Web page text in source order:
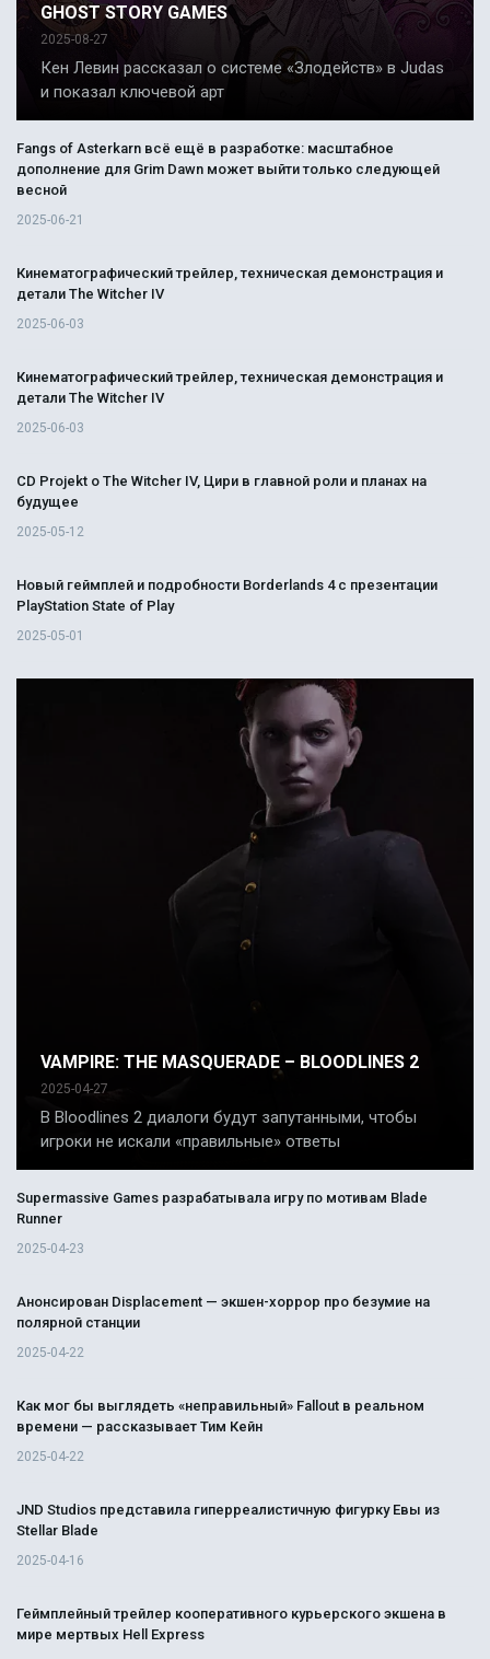
GHOST STORY GAMES
2025-08-27
Кен Левин рассказал о системе «Злодейств» в Judas
и показал ключевой арт
Fangs of Asterkarn всё ещё в разработке: масштабное
дополнение для Grim Dawn может выйти только следующей
весной
2025-06-21
Кинематографический трейлер, техническая демонстрация и
детали The Witcher IV
2025-06-03
Кинематографический трейлер, техническая демонстрация и
детали The Witcher IV
2025-06-03
CD Projekt о The Witcher IV, Цири в главной роли и планах на
будущее
2025-05-12
Новый геймплей и подробности Borderlands 4 с презентации
PlayStation State of Play
2025-05-01
VAMPIRE: THE MASQUERADE – BLOODLINES 2
2025-04-27
В Bloodlines 2 диалоги будут запутанными, чтобы
игроки не искали «правильные» ответы
Supermassive Games разрабатывала игру по мотивам Blade
Runner
2025-04-23
Анонсирован Displacement — экшен-хоррор про безумие на
полярной станции
2025-04-22
Как мог бы выглядеть «неправильный» Fallout в реальном
времени — рассказывает Тим Кейн
2025-04-22
JND Studios представила гиперреалистичную фигурку Евы из
Stellar Blade
2025-04-16
Геймплейный трейлер кооперативного курьерского экшена в
мире мертвых Hell Express